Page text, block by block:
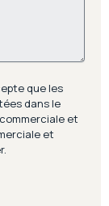
que les
dans le
et
et